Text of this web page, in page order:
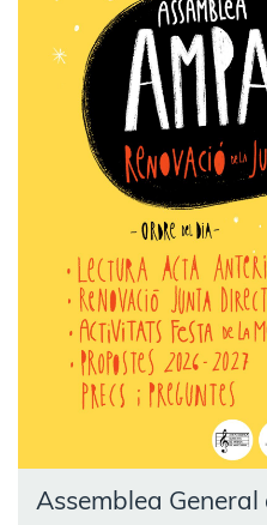
Assemblea General